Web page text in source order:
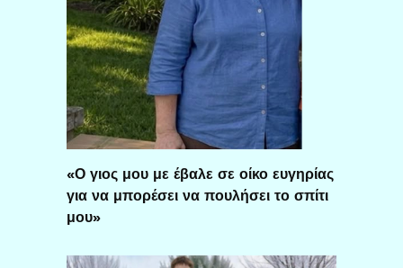
«Ο γιος μου με έβαλε σε οίκο ευγηρίας
για να μπορέσει να πουλήσει το σπίτι
μου»